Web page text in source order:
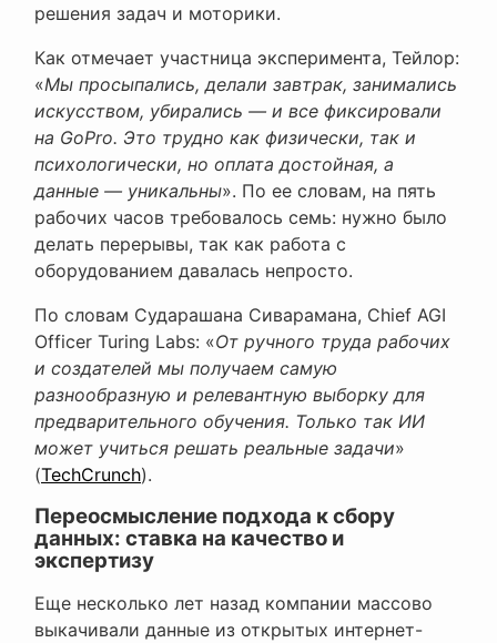
решения задач и моторики.
Как отмечает участница эксперимента, Тейлор:
«Мы просыпались, делали завтрак, занимались
искусством, убирались — и все фиксировали
на GoPro. Это трудно как физически, так и
психологически, но оплата достойная, а
данные — уникальны». По ее словам, на пять
рабочих часов требовалось семь: нужно было
делать перерывы, так как работа с
оборудованием давалась непросто.
По словам Сударашана Сиварамана, Chief AGI
Officer Turing Labs: «От ручного труда рабочих
и создателей мы получаем самую
разнообразную и релевантную выборку для
предварительного обучения. Только так ИИ
может учиться решать реальные задачи»
(TechCrunch).
Переосмысление подхода к сбору
данных: ставка на качество и
экспертизу
Еще несколько лет назад компании массово
выкачивали данные из открытых интернет-